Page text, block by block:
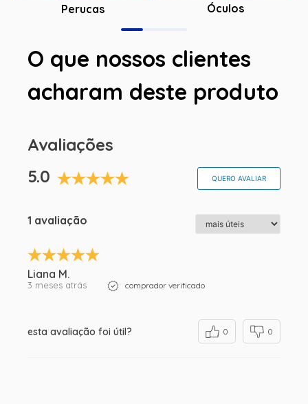
Perucas Óculos
O que nossos clientes
acharam deste produto
Avaliações
5.0
QUERO AVALIAR
1 avaliação
Liana M.
3 meses atrás comprador verificado
esta avaliação foi útil? 0 0